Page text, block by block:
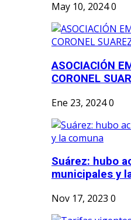
May 10, 20240
ASOCIACIÓN
CORONEL
Ene 23, 20240
Suárez: hubo
municipales y
Nov 17, 2023 0